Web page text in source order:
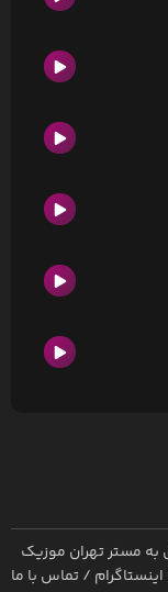
به مستر تهران موزیک
اینستاگرام /تماس با ما